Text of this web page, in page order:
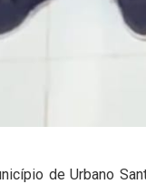
de Urbano